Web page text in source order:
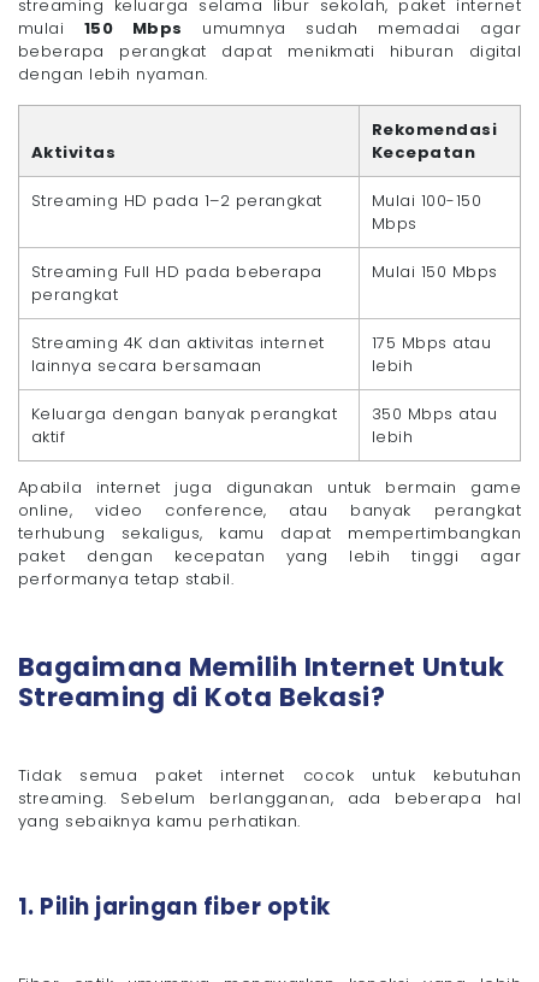
streaming keluarga selama libur sekolah, paket internet
mulai 150 Mbps umumnya sudah memadai agar
beberapa perangkat dapat menikmati hiburan digital
dengan lebih nyaman.
Aktivitas
Rekomendasi
Kecepatan
Streaming HD pada 1–2 perangkat
Mulai 100-150
Mbps
Streaming Full HD pada beberapa
perangkat
Mulai 150 Mbps
Streaming 4K dan aktivitas internet
lainnya secara bersamaan
175 Mbps atau
lebih
Keluarga dengan banyak perangkat
aktif
350 Mbps atau
lebih
Apabila internet juga digunakan untuk bermain game
online, video conference, atau banyak perangkat
terhubung sekaligus, kamu dapat mempertimbangkan
paket dengan kecepatan yang lebih tinggi agar
performanya tetap stabil.
Bagaimana Memilih Internet Untuk
Streaming di Kota Bekasi?
Tidak semua paket internet cocok untuk kebutuhan
streaming. Sebelum berlangganan, ada beberapa hal
yang sebaiknya kamu perhatikan.
1. Pilih jaringan fiber optik